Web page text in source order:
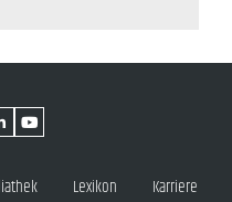
Lexikon Karriere